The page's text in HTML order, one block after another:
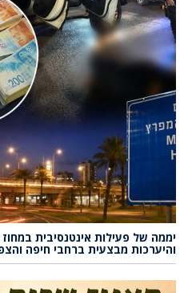
יממה של פעילות אינטנסיבית
והיערכות מבצעית ברחבי חיפה